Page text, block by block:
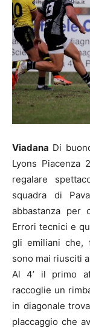
Viadana Di
Lyons Piacenza
regalare
squadra di
abbastanza per
Errori tecnici e
gli emiliani che,
sono mai riusciti
Al 4’ il primo
raccoglie un
in diagonale
placcaggio che